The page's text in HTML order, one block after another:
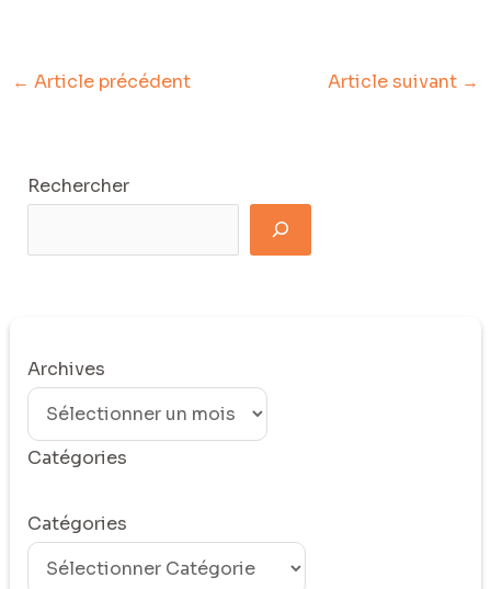
← Article précédent Article suivant →
Rechercher
Archives
Catégories
Catégories